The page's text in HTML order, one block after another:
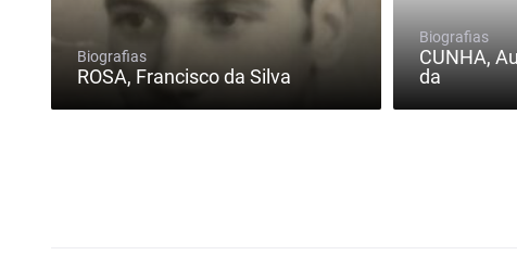
Biografias
ROSA, Francisco da Silva
Biografias
CUNHA,
da